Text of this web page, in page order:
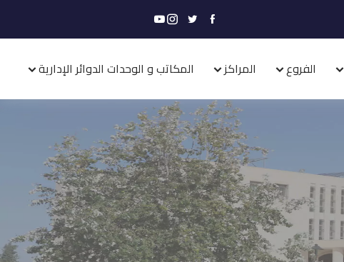
الفروع المراكز المكاتب و الوحدات الدوائر الإدارية